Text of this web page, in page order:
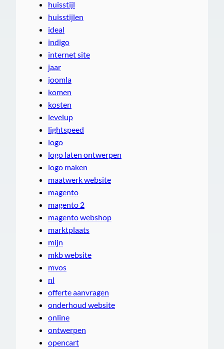
huisstijl
huisstijlen
ideal
indigo
internet site
jaar
joomla
komen
kosten
levelup
lightspeed
logo
logo laten ontwerpen
logo maken
maatwerk website
magento
magento 2
magento webshop
marktplaats
mijn
mkb website
mvos
nl
offerte aanvragen
onderhoud website
online
ontwerpen
opencart